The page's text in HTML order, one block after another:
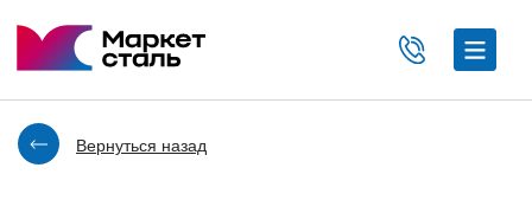
Вернуться назад